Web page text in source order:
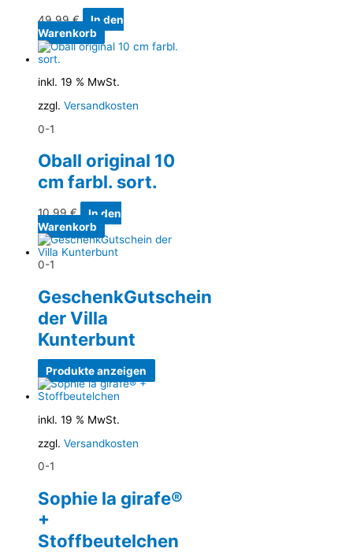
49,99€
In den
Warenkorb
inkl. 19 % MwSt.
zzgl. Versandkosten
0-1
Oball original 10
cm farbl. sort.
10,99€
In den
Warenkorb
0-1
GeschenkGutschein
der Villa
Kunterbunt
Produkte anzeigen
inkl. 19 % MwSt.
zzgl. Versandkosten
0-1
Sophie la girafe®
+
Stoffbeutelchen